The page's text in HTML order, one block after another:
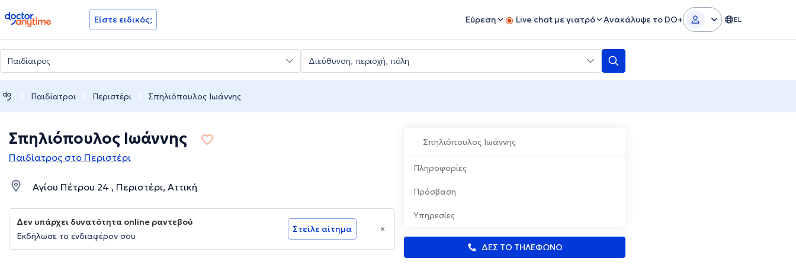
doctoranytime Είστε ειδικός; Εύρεση Live chat με γιατρό Ανακάλυψε το DO+ EL
Παιδίατροι Περιστέρι Σπηλιόπουλος Ιωάννης
Σπηλιόπουλος Ιωάννης
Πληροφορίες
Πρόσβαση
Υπηρεσίες
ΔΕΣ ΤΟ ΤΗΛΕΦΩΝΟ
Σπηλιόπουλος Ιωάννης
Παιδίατρος στο Περιστέρι
Αγίου Πέτρου 24 , Περιστέρι, Αττική
Δεν υπάρχει δυνατότητα online ραντεβού
Εκδήλωσε το ενδιαφέρον σου
Στείλε αίτημα